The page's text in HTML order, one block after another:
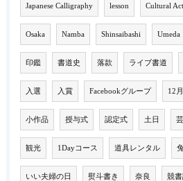
Japanese Calligraphy lesson Cultural
Osaka Namba Shinsaibashi Umeda
印鑑 書道史 落款 ライブ書道
入選 入賞 Facebookグループ 12
小作品 授与式 認定式 土日
観光 1Dayコース 道具レンタル 兔
いい夫婦の日 熨斗書き 奈良 競